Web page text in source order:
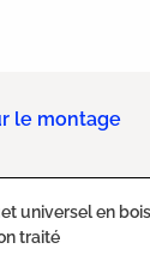
le montage
universel en
traité